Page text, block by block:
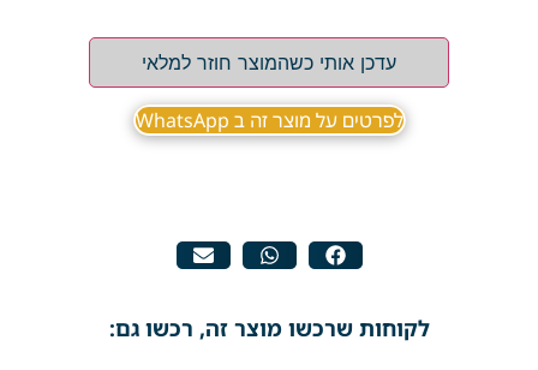
עדכן אותי כשהמוצר חוזר למלאי
לפרטים על מוצר זה ב WhatsApp
לקוחות שרכשו מוצר זה, רכשו גם: